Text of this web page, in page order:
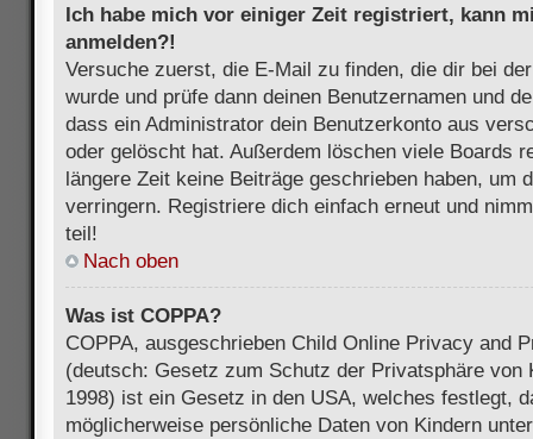
Ich habe mich vor einiger Zeit registriert, kann
anmelden?!
Versuche zuerst, die E-Mail zu finden, die dir bei
wurde und prüfe dann deinen Benutzernamen und
dass ein Administrator dein Benutzerkonto aus
oder gelöscht hat. Außerdem löschen viele Boards
längere Zeit keine Beiträge geschrieben haben, um
verringern. Registriere dich einfach erneut und
teil!
Nach oben
Was ist COPPA?
COPPA, ausgeschrieben Child Online Privacy and
(deutsch: Gesetz zum Schutz der Privatsphäre von
1998) ist ein Gesetz in den USA, welches festlegt,
möglicherweise persönliche Daten von Kindern